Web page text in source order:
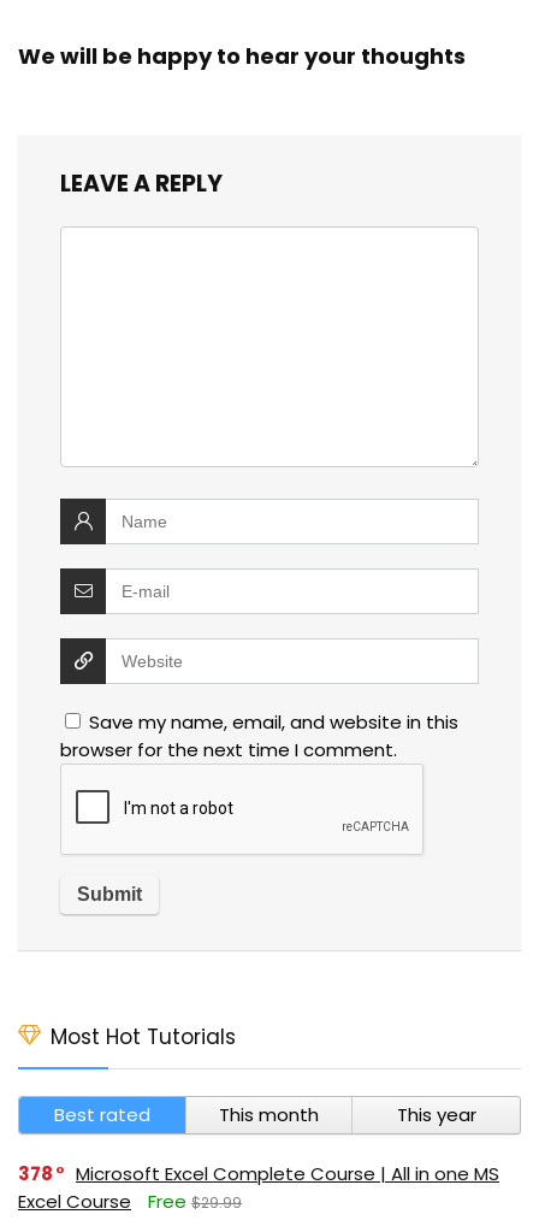
We will be happy to hear your thoughts
LEAVE A REPLY
Save my name, email, and website in this
browser for the next time I comment.
Most Hot Tutorials
Best rated This month This year
378
Microsoft Excel Complete Course | All in one MS
Excel Course
Free $29.99